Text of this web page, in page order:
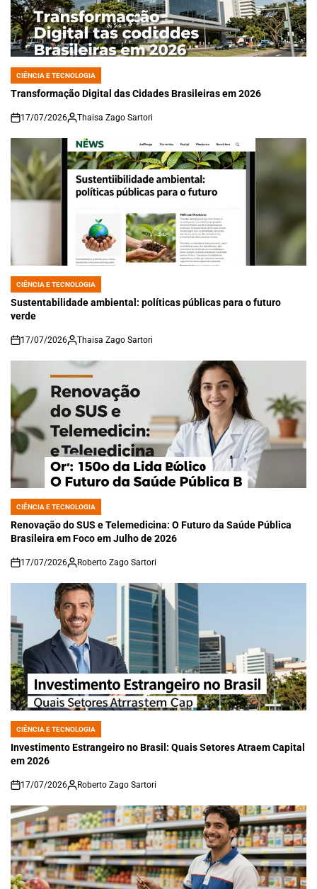
POSTED
IN
CIÊNCIA E TECNOLOGIA
Transformação Digital das Cidades Brasileiras em 2026
on
17/07/2026 Thaisa Zago Sartori
POSTED
IN
CIÊNCIA E TECNOLOGIA
Sustentabilidade ambiental: políticas públicas para o futuro
verde
on
17/07/2026 Thaisa Zago Sartori
POSTED
IN
CIÊNCIA E TECNOLOGIA
Renovação do SUS e Telemedicina: O Futuro da Saúde Pública
Brasileira em Foco em Julho de 2026
on
17/07/2026 Roberto Zago Sartori
POSTED
IN
CIÊNCIA E TECNOLOGIA
Investimento Estrangeiro no Brasil: Quais Setores Atraem Capital
em 2026
on
17/07/2026 Roberto Zago Sartori